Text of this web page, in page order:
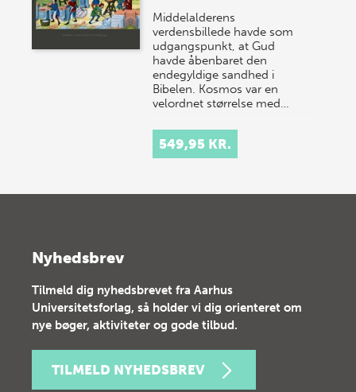
Middelalderens
verdensbillede havde som
udgangspunkt, at Gud
havde åbenbaret den
endegyldige sandhed i
Bibelen. Kosmos var en
velordnet størrelse med…
549,95 KR.
Nyhedsbrev
Tilmeld dig nyhedsbrevet fra Aarhus
Universitetsforlag, så holder vi dig orienteret om
nye bøger, aktiviteter og gode tilbud.
TILMELD NYHEDSBREV